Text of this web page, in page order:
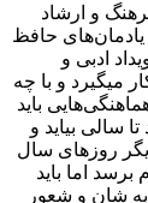
و ارشاد
حافظ
ادبی و
میگیرد و با چه
باید
سالی بیاید و
دیگر روزهای سال
اما باید
شان و شعور